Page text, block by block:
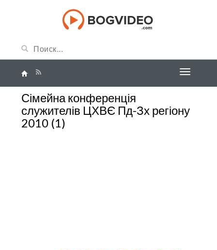
Сімейна конференція
служителів ЦХВЄ Пд-Зх регіону
2010 (1)